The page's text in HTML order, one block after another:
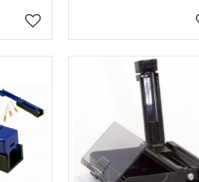
Lägg till i favoriter